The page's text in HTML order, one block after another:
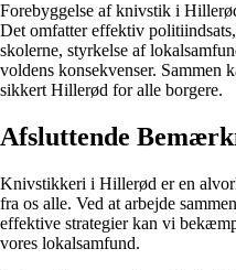
Forebyggelse af knivstik i
Det omfatter effektiv
skolerne, styrkelse af
voldens konsekvenser. Sammen
sikkert Hillerød for alle borgere.
Afsluttende
Knivstikkeri i Hillerød er en
fra os alle. Ved at arbejde
effektive strategier kan vi
vores lokalsamfund.